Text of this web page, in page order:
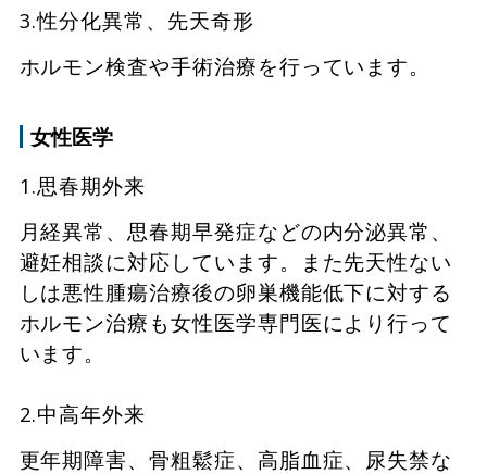
3.性分化異常、先天奇形
ホルモン検査や手術治療を行っています。
女性医学
1.思春期外来
月経異常、思春期早発症などの内分泌異常、
避妊相談に対応しています。また先天性ない
しは悪性腫瘍治療後の卵巣機能低下に対する
ホルモン治療も女性医学専門医により行って
います。
2.中高年外来
更年期障害、骨粗鬆症、高脂血症、尿失禁な